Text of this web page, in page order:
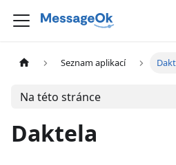
Seznam aplikací
Na této stránce
Daktela